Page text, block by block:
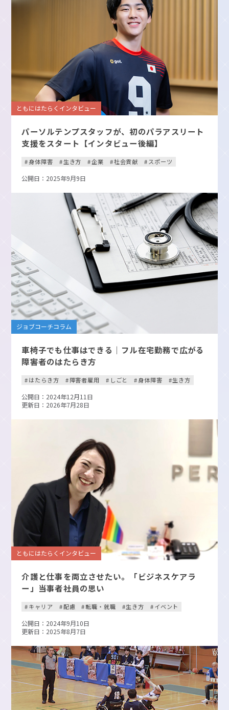
ともにはたらくインタビュー
パーソルテンプスタッフが、初のパラアスリート
支援をスタート【インタビュー後編】
身体障害 生き方 企業 社会貢献 スポーツ
公開日：2025年9月9日
ジョブコーチコラム
車椅子でも仕事はできる｜フル在宅勤務で広がる
障害者のはたらき方
はたらき方 障害者雇用 しごと 身体障害 生き方
公開日：2024年12月11日
更新日：2026年7月28日
ともにはたらくインタビュー
介護と仕事を両立させたい。「ビジネスケアラ
ー」当事者社員の思い
キャリア 配慮 転職・就職 生き方 イベント
公開日：2024年9月10日
更新日：2025年8月7日